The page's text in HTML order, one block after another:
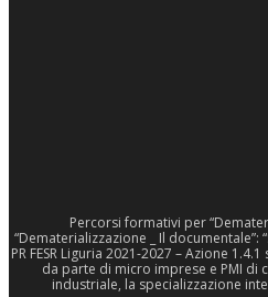
Percorsi formativi per
“Dematerializzazione _ Il
PR FESR Liguria 2021-2027 – Azione
da parte di micro imprese e PMI di
industriale, la specializzazione